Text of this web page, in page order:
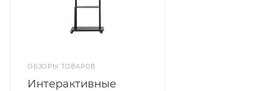
ОБЗОРЫ ТОВАРОВ
Интерактивные